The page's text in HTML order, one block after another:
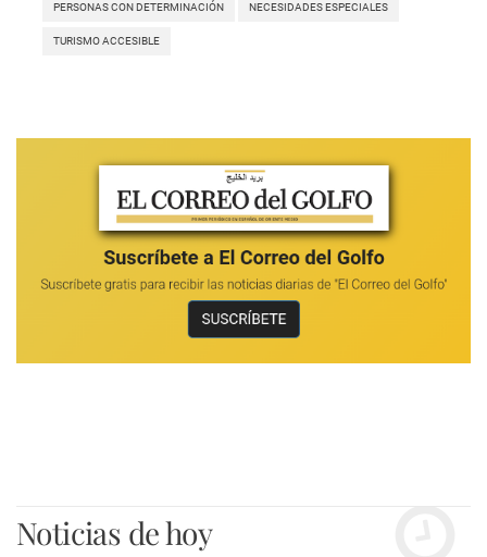
PERSONAS CON DETERMINACIÓN NECESIDADES ESPECIALES
TURISMO ACCESIBLE
Noticias de hoy